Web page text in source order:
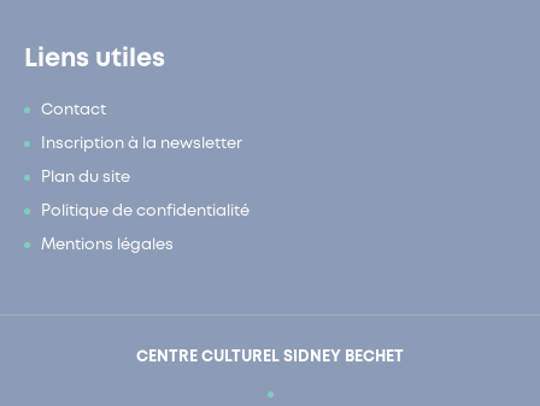
Liens utiles
Contact
Inscription à la newsletter
Plan du site
Politique de confidentialité
Mentions légales
CENTRE CULTUREL SIDNEY BECHET